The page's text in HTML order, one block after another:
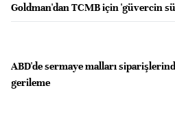
Goldman'dan TCMB için 'güvercin
ABD'de sermaye malları
gerileme